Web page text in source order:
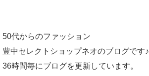
50代からのファッション
豊中セレクトショップネオのブログです♪
36時間毎にブログを更新しています。